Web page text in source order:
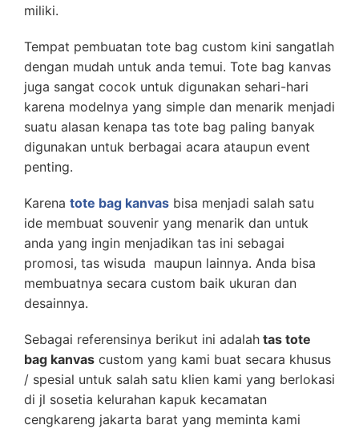
miliki.
Tempat pembuatan tote bag custom kini sangatlah
dengan mudah untuk anda temui. Tote bag kanvas
juga sangat cocok untuk digunakan sehari-hari
karena modelnya yang simple dan menarik menjadi
suatu alasan kenapa tas tote bag paling banyak
digunakan untuk berbagai acara ataupun event
penting.
Karena tote bag kanvas bisa menjadi salah satu
ide membuat souvenir yang menarik dan untuk
anda yang ingin menjadikan tas ini sebagai
promosi, tas wisuda maupun lainnya. Anda bisa
membuatnya secara custom baik ukuran dan
desainnya.
Sebagai referensinya berikut ini adalah tas tote
bag kanvas custom yang kami buat secara khusus
/ spesial untuk salah satu klien kami yang berlokasi
di jl sosetia kelurahan kapuk kecamatan
cengkareng jakarta barat yang meminta kami